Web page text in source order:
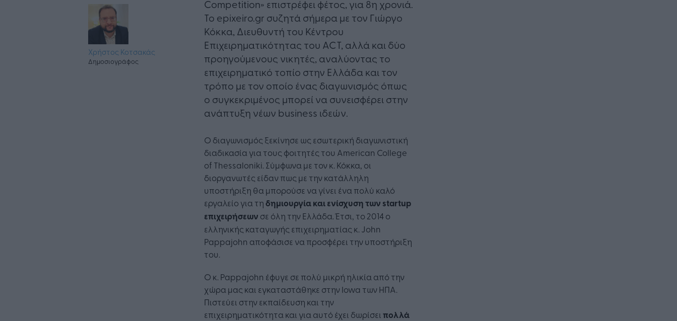
Χρήστος Κοτσακάς
Δημοσιογράφος
Competition» επιστρέφει φέτος, για 8η χρονιά.
Το epixeiro.gr συζητά σήμερα με τον Γιώργο
Κόκκα, Διευθυντή του Κέντρου
Επιχειρηματικότητας του ACT, αλλά και δύο
προηγούμενους νικητές, αναλύοντας το
επιχειρηματικό τοπίο στην Ελλάδα και τον
τρόπο με τον οποίο ένας διαγωνισμός όπως
ο συγκεκριμένος μπορεί να συνεισφέρει στην
ανάπτυξη νέων business ιδεών.
Ο διαγωνισμός ξεκίνησε ως εσωτερική διαγωνιστική
διαδικασία για τους φοιτητές του American College
of Thessaloniki. Σύμφωνα με τον κ. Κόκκα, οι
διοργανωτές είδαν πως με την κατάλληλη
υποστήριξη θα μπορούσε να γίνει ένα πολύ καλό
εργαλείο για τηδημιουργία και ενίσχυση των startup
επιχειρήσεων σε όλη την Ελλάδα. Έτσι, το 2014 ο
ελληνικής καταγωγής επιχειρηματίας κ. John
Pappajohn αποφάσισε να προσφέρει την υποστήριξη
του.
Ο κ. Pappajohn έφυγε σε πολύ μικρή ηλικία από την
χώρα μας και εγκαταστάθηκε στην Iowa των ΗΠΑ.
Πιστεύει στην εκπαίδευση και την
επιχειρηματικότητα και για αυτό έχει δωρίσει πολλά